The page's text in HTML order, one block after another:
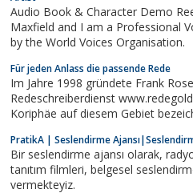
Audio Book & Character Demo
Maxfield and I am a Professional Voiceover
by the World Voices Organisation.
Für jeden Anlass die passende Rede
Im Jahre 1998 gründete Frank
Redeschreiberdienst
Koriphäe auf diesem Gebiet
Unternehmens legen.
www.gute-reden.org nachzulesen.
PratikA | Seslendirme
Bir seslendirme ajansı olarak, radyo reklamları, santral anonsları,
tanıtım filmleri, belgesel seslendirme gibi konularda hizmet
vermekteyiz.